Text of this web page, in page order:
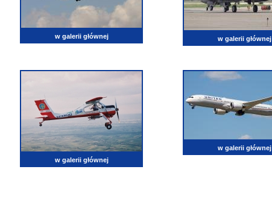
w galerii głównej w galerii głównej
w galerii głównej
w galerii głównej